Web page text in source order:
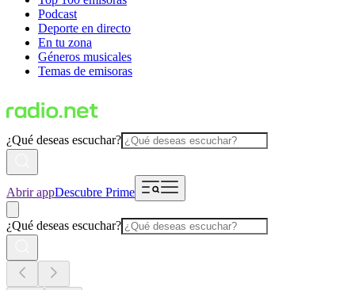
Podcast
Deporte en directo
En tu zona
Géneros musicales
Temas de emisoras
¿Qué deseas escuchar?
Abrir appDescubre Prime
¿Qué deseas escuchar?